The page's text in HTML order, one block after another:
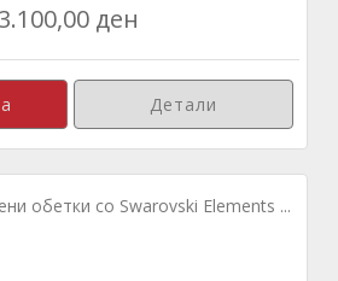
3.100,00 ден
Детали
обетки со Swarovski Elements ...